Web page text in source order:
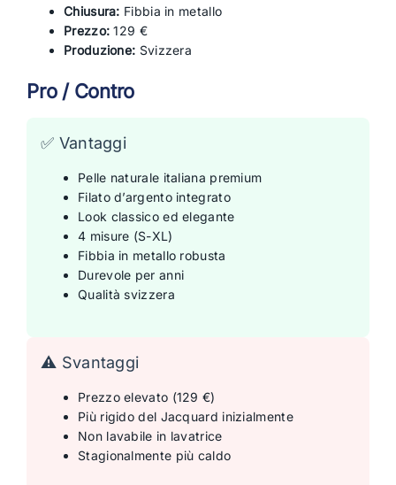
Chiusura: Fibbia in metallo
Prezzo: 129 €
Produzione: Svizzera
Pro / Contro
✅ Vantaggi
Pelle naturale italiana premium
Filato d’argento integrato
Look classico ed elegante
4 misure (S-XL)
Fibbia in metallo robusta
Durevole per anni
Qualità svizzera
⚠️ Svantaggi
Prezzo elevato (129 €)
Più rigido del Jacquard inizialmente
Non lavabile in lavatrice
Stagionalmente più caldo